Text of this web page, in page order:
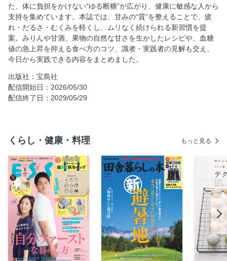
〈column01〉 “ゆる砂糖抜き” Q＆A part1
＜step 1＞あなたの体をむしばむ「糖」
砂糖中毒は麻薬中毒と同じ!? なぜ甘いものをやめられないの
か
やせていても糖尿病？ 日本人は糖質過剰になりやすい
糖質＝すべてNGではないから 砂糖抜きなら最後まで続けら
れる
その不調は砂糖のせいかも なぜ糖で疲れやすくなるのか
リ！
気づいたら今すぐやめたい！ 体を傷つけてしまう危険な糖
知らずに摂取しているかも!? 意外なところに隠れている
「糖」
メニュー選びのコツをつかめば 外食中心生活でも砂糖抜き
できる
一気にやめるのは失敗のもと まずは「お菓子抜き」だけで
いい
一生、砂糖を摂らないワケではない ゆる砂糖抜きを習慣化
た、体に負担をかけない“ゆる断糖”が広がり、健康に敏感な人から
支持を集めています。本誌では、甘みの“質”を整えることで、疲
れ・だるさ・むくみを軽くし、ムリなく続けられる新習慣を提
案。みりんや甘酒、果物の自然な甘さを生かしたレシピや、血糖
値の急上昇を抑える食べ方のコツ、識者・実践者の見解も交え、
今日から実践できる内容をまとめました。
出版社：宝島社
配信開始日：2026/05/30
配信終了日：2029/05/29
くらし・健康・料理 もっと見る